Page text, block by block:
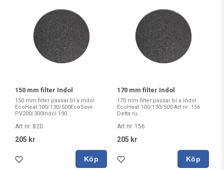
150 mm filter Indol
150 mm filter passar bl.a Indol
EcoHeat 100/130/500EcoSave
PV200/300Indol 190...
Art nr. 820
205 kr
Köp
170 mm filter Indol
170 mm filter passar bl.a Indol
EcoHeat 100/130/500 Art nr: 156
Detta ru...
Art nr. 156
205 kr
Köp